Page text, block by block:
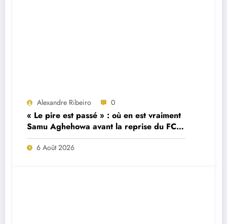
Alexandre Ribeiro 0
« Le pire est passé » : où en est vraiment
Samu Aghehowa avant la reprise du FC
Porto ?
6 Août 2026